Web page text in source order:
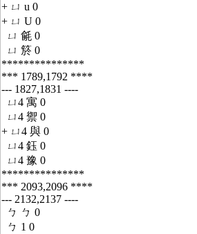
+ ㄩ u 0
+ ㄩ U 0
ㄩ 毹 0
ㄩ 箊 0
***************
*** 1789,1792 ****
--- 1827,1831 ----
ㄩ4 寓 0
ㄩ4 禦 0
+ ㄩ4 與 0
ㄩ4 鈺 0
ㄩ4 豫 0
***************
*** 2093,2096 ****
--- 2132,2137 ----
ㄅ ㄅ 0
ㄅ 1 0